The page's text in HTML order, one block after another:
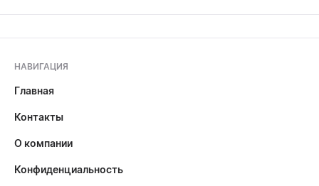
НАВИГАЦИЯ
Главная
Контакты
О компании
Конфиденциальность